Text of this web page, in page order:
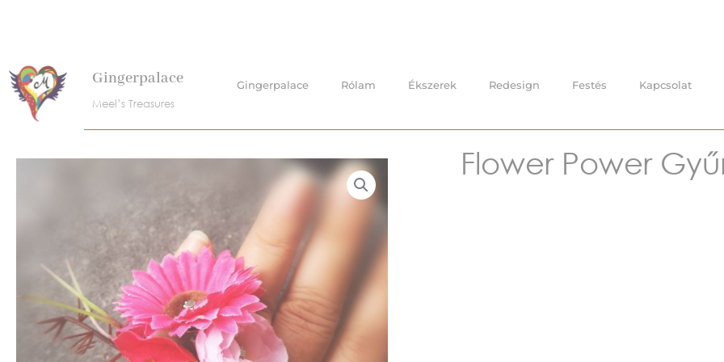
content
Gingerpalace
Meel’s Treasures
Gingerpalace Rólam Ékszerek Redesign Festés Kapcsolat
Flower Power